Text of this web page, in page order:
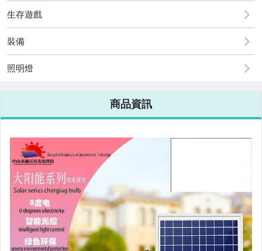
古董、藝術與礦石
美容保養與彩妝
電腦、平板與周邊
相機、攝影與周邊
嬰幼兒與孕婦
汽機車精品百貨
居家、家具與園藝
玩具、模型與公仔
男性精品與服飾
生存遊戲
裝備
照明燈
商品資訊